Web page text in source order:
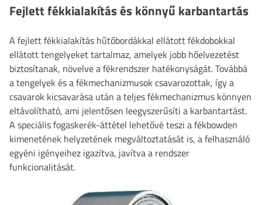
Fejlett fékkialakítás és könnyű karbantartás
A fejlett fékkialakítás hűtőbordákkal ellátott fékdobokkal
ellátott tengelyeket tartalmaz, amelyek jobb hőelvezetést
biztosítanak, növelve a fékrendszer hatékonyságát. Továbbá
a tengelyek és a fékmechanizmusok csavarozottak, így a
csavarok kicsavarása után a teljes fékmechanizmus könnyen
eltávolítható, ami jelentősen leegyszerűsíti a karbantartást.
A speciális fogaskerék-áttétel lehetővé teszi a fékbowden
kimenetének helyzetének megváltoztatását is, a felhasználó
egyéni igényeihez igazítva, javítva a rendszer
funkcionalitását.